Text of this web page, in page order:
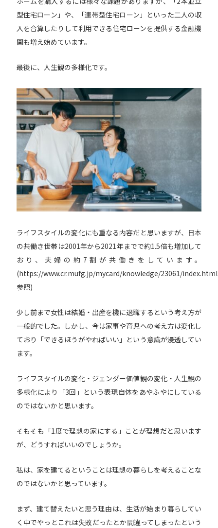
型住宅ローン」や、「連帯型住宅ローン」といった二人の収
入を合算したりして利用できる住宅ローンを提供する金融機
関も増え始めています。
最後に、人生観の多様化です。
ライフスタイルの変化にも重なる内容だと思いますが、日本
の共働き世帯は2001年から2021年までで約1.5倍も増加して
おり、夫婦の約7割が共働きをしています。
(https://www.cr.mufg.jp/mycard/knowledge/23061/index.html
参照)
少し前まで女性は結婚・出産を機に退職するという考え方が
一般的でした。しかし、今は家事や育児への考え方は変化し
ており「できるほうがやればいい」という意識が浸透してい
ます。
ライフスタイルの変化・ジェンダー価値観の変化・人生観の
多様化により「3回」という表現自体をあやふやにしている
のではないかと思います。
そもそも「1度で理想の家にする」ことが理想だと思います
が、どうすればいいのでしょうか。
私は、家を建てるということは理想の暮らしを考えることな
のではないかと思っています。
まず、建て替えたいと思う理由は、生活が始まり暮らしてい
く中でやっとこれは失敗だったとか間違ってしまったという